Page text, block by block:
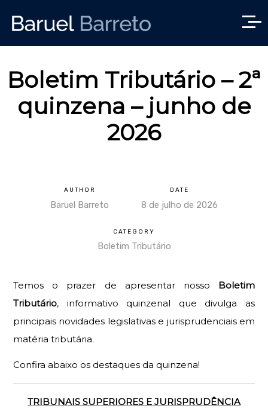
Boletim Tributário – 2ª
quinzena – junho de
2026
AUTHOR
Baruel Barreto
DATE
8 de julho de 2026
CATEGORY
Boletim Tributário
Temos o prazer de apresentar nosso Boletim
Tributário, informativo quinzenal que divulga as
principais novidades legislativas e jurisprudenciais em
matéria tributária.
Confira abaixo os destaques da quinzena!
TRIBUNAIS SUPERIORES E JURISPRUDÊNCIA